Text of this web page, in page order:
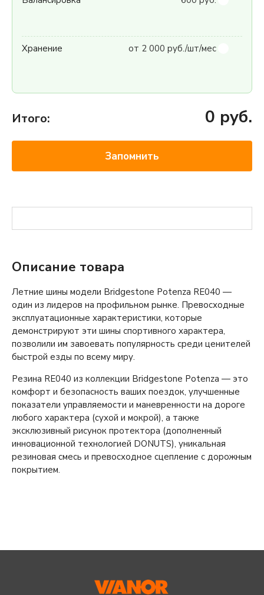
Хранение от 2 000 руб./шт/мес
Итого: 0 руб.
Запомнить
Описание товара
Летние шины модели Bridgestone Potenza RE040 —
один из лидеров на профильном рынке. Превосходные
эксплуатационные характеристики, которые
демонстрируют эти шины спортивного характера,
позволили им завоевать популярность среди ценителей
быстрой езды по всему миру.
Резина RE040 из коллекции Bridgestone Potenza — это
комфорт и безопасность ваших поездок, улучшенные
показатели управляемости и маневренности на дороге
любого характера (сухой и мокрой), а также
эксклюзивный рисунок протектора (дополненный
инновационной технологией DONUTS), уникальная
резиновая смесь и превосходное сцепление с дорожным
покрытием.